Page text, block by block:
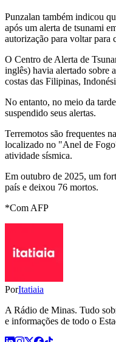
Punzalan também indicou
após um alerta de tsunami
autorização para voltar para
O Centro de Alerta de
inglês) havia alertado sobre
costas das Filipinas,
No entanto, no meio da
suspendido seus alertas.
Terremotos são frequentes
localizado no "Anel de
atividade sísmica.
Em outubro de 2025, um
país e deixou 76 mortos.
*Com AFP
PorItatiaia
A Rádio de Minas. Tudo
e informações de todo o